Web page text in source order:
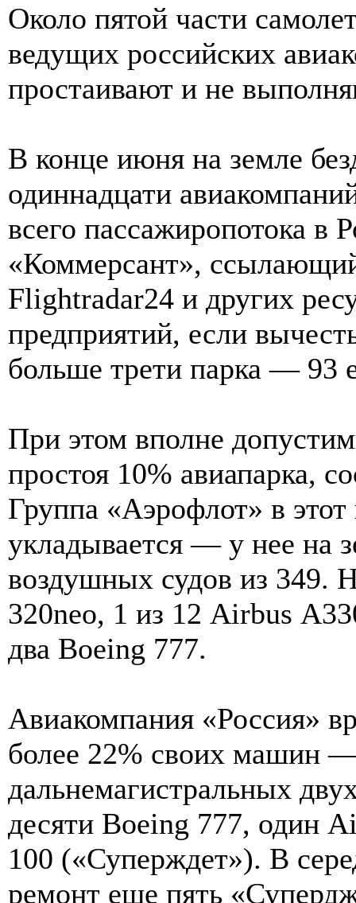
Около пятой части
ведущих российских
простаивают и не
В конце июня на земле
одиннадцати
всего пассажиропотока в
«Коммерсант»,
Flightradar24 и других
предприятий, если
больше трети парка — 93
При этом вполне
простоя 10% авиапарка,
Группа «Аэрофлот» в этот
укладывается — у нее на
воздушных судов из 349.
320neo, 1 из 12 Airbus
два Boeing 777.
Авиакомпания «Россия»
более 22% своих машин
дальнемагистральных
десяти Boeing 777, один
100 («Суперждет»). В
ремонт еще пять